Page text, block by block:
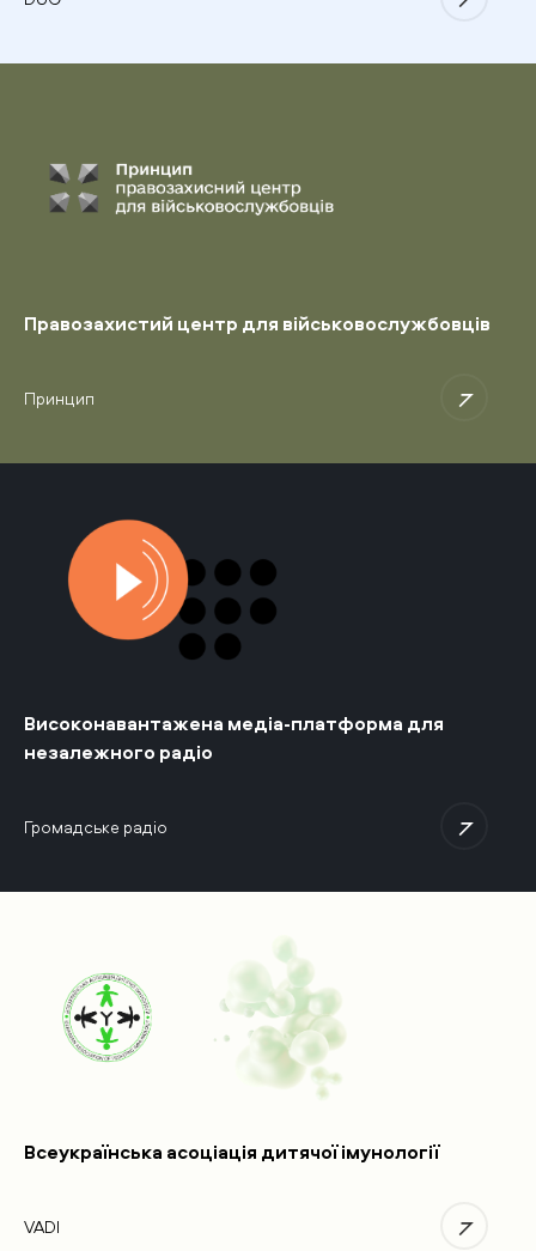
Правозахистий центр для військовослужбовців
Принцип
Високонавантажена медіа-платформа для
незалежного радіо
Громадське радiо
Всеукраїнська асоціація дитячої імунології
VADI